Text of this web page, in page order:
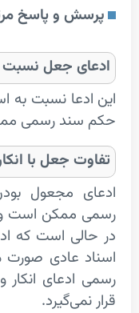
و پاسخ مرتبط
جعل نسبت به کدام
نسبت به اسناد
رسمی ممکن است.
جعل با انکار و
مجعول بودن
است و هم در
است که ادعای
عادی صورت می­‌پذیرد.
انکار و تردید